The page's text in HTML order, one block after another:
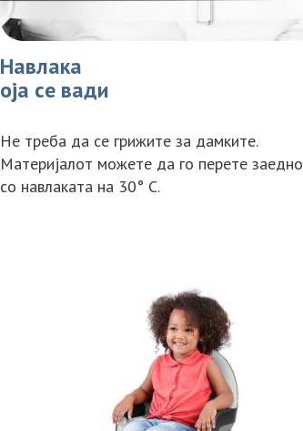
Навлака
оја се вади
Не треба да се грижите за дамките.
Материјалот можете да го перете заедно
со навлаката на 30° C.